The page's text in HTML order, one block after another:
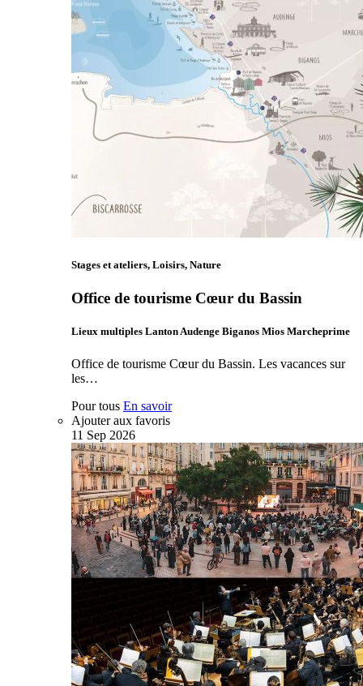
Stages et ateliers, Loisirs, Nature
Office de tourisme Cœur du Bassin
Lieux multiples Lanton Audenge Biganos Mios Marcheprime
Office de tourisme Cœur du Bassin. Les vacances sur
les…
Pour tous En savoir
Ajouter aux favoris
11 Sep 2026